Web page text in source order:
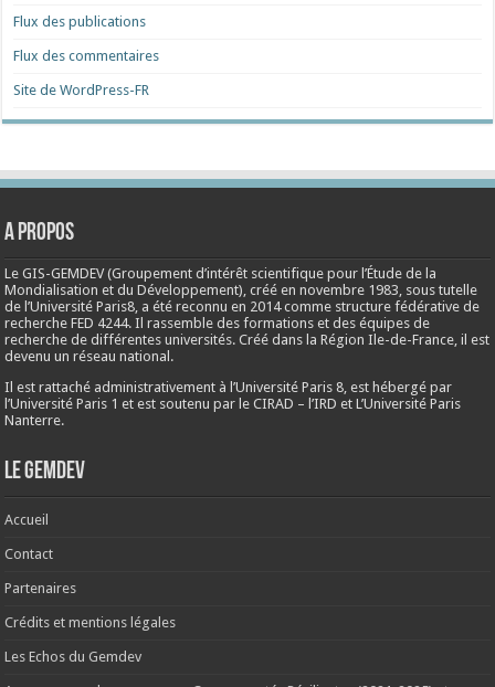
Flux des publications
Flux des commentaires
Site de WordPress-FR
A propos
Le GIS-GEMDEV (Groupement d’intérêt scientifique pour l’Étude de la
Mondialisation et du Développement), créé ennovembre 1983 , sous tutelle
de l’Université Paris8, a été reconnu en 2014 comme structure fédérative de
recherche FED 4244. Il rassemble des formations et des équipes de
recherche de différentes universités. Créé dans la Région Ile-de-France, il est
devenu un réseau national.
Il est rattaché administrativement à l’Université Paris 8, est hébergé par
l’Université Paris 1 et est soutenu par le CIRAD – l’IRD et L’Université Paris
Nanterre.
Le Gemdev
Accueil
Contact
Partenaires
Crédits et mentions légales
Les Echos du Gemdev